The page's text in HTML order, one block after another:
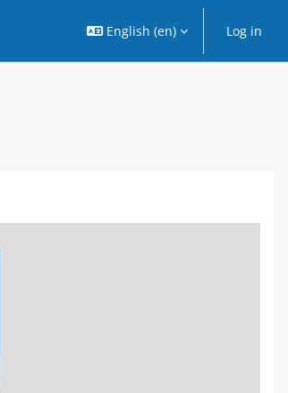
English ‎(en)‎ Log in